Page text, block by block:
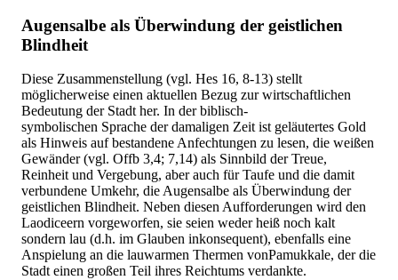
Augensalbe als Überwindung der geistlichen
Blindheit
Diese Zusammenstellung (vgl. Hes 16, 8-13) stellt
möglicherweise einen aktuellen Bezug zur wirtschaftlichen
Bedeutung der Stadt her. In der biblisch-
symbolischen Sprache der damaligen Zeit ist geläutertes Gold
als Hinweis auf bestandene Anfechtungen zu lesen, die weißen
Gewänder (vgl. Offb 3,4; 7,14) als Sinnbild der Treue,
Reinheit und Vergebung, aber auch für Taufe und die damit
verbundene Umkehr, die Augensalbe als Überwindung der
geistlichen Blindheit. Neben diesen Aufforderungen wird den
Laodiceern vorgeworfen, sie seien weder heiß noch kalt
sondern lau (d.h. im Glauben inkonsequent), ebenfalls eine
Anspielung an die lauwarmen Thermen vonPamukkale, der die
Stadt einen großen Teil ihres Reichtums verdankte.